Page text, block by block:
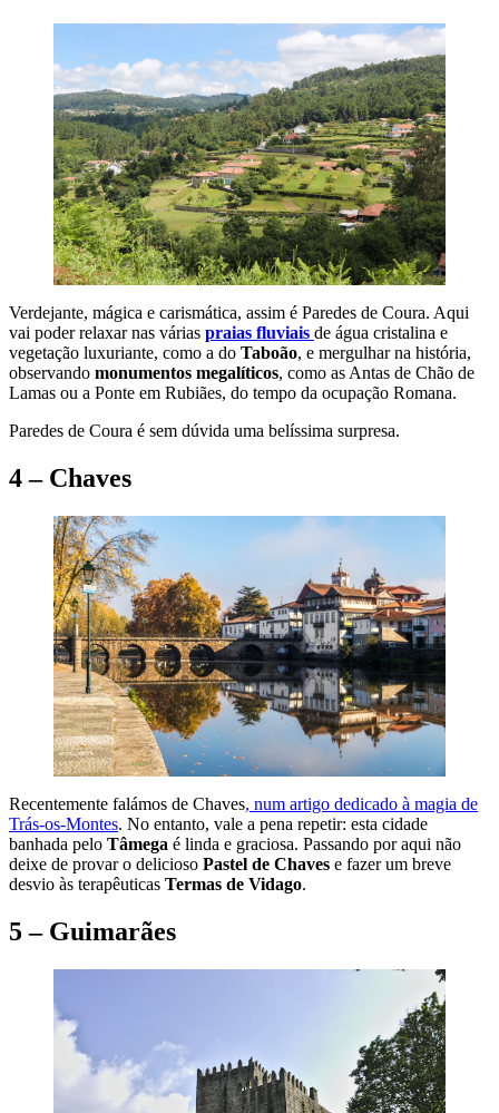
Verdejante, mágica e carismática, assim é Paredes de Coura. Aqui
vai poder relaxar nas várias praias fluviais de água cristalina e
vegetação luxuriante, como a do Taboão, e mergulhar na história,
observando monumentos megalíticos, como as Antas de Chão de
Lamas ou a Ponte em Rubiães, do tempo da ocupação Romana.
Paredes de Coura é sem dúvida uma belíssima surpresa.
4 – Chaves
Recentemente falámos de Chaves, num artigo dedicado à magia de
Trás-os-Montes. No entanto, vale a pena repetir: esta cidade
banhada pelo Tâmega é linda e graciosa. Passando por aqui não
deixe de provar o delicioso Pastel de Chaves e fazer um breve
desvio às terapêuticas Termas de Vidago.
5 – Guimarães